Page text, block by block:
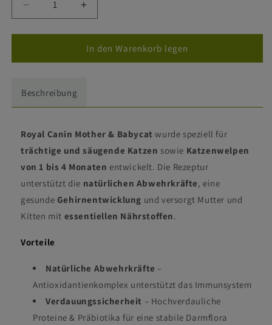
Verringere
die
Menge
Royal
Mother
&amp;
Katze
Erhöhe
die
Menge
für
Royal
Katze
In den Warenkorb legen
Beschreibung
Royal Canin Mother & Babycat wurde speziell für
trächtige und säugende Katzen sowie Katzenwelpen
von 1 bis 4 Monaten entwickelt. Die Rezeptur
unterstützt die natürlichen Abwehrkräfte, eine
gesunde Gehirnentwicklung und versorgt Mutter und
Kitten mit essentiellen Nährstoffen.
Vorteile
Natürliche Abwehrkräfte –
Antioxidantienkomplex unterstützt das Immunsystem
Verdauungssicherheit – Hochverdauliche
Proteine & Präbiotika für eine stabile Darmflora